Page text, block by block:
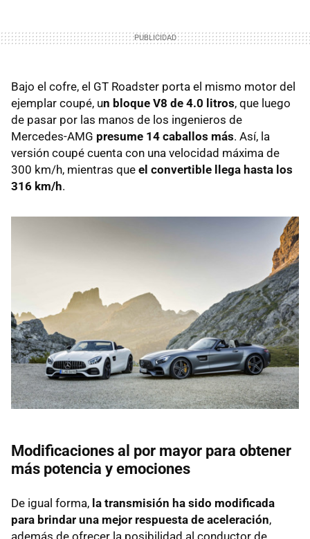
Bajo el cofre, el GT Roadster porta el mismo motor del
ejemplar coupé, un bloque V8 de 4.0 litros, que luego
de pasar por las manos de los ingenieros de
Mercedes-AMG presume 14 caballos más. Así, la
versión coupé cuenta con una velocidad máxima de
300 km/h, mientras que el convertible llega hasta los
316 km/h.
Modificaciones al por mayor para obtener
más potencia y emociones
De igual forma, la transmisión ha sido modificada
para brindar una mejor respuesta de aceleración,
además de ofrecer la posibilidad al conductor de